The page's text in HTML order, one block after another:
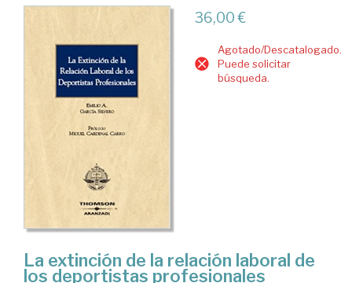
36,00 €
Agotado/Descatalogado.
Puede solicitar
búsqueda.
La extinción de la relación laboral de
los deportistas profesionales